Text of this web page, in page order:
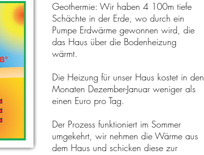
Geothermie: Wir haben 4 100m tiefe
Schächte in der Erde, wo durch ein
Pumpe Erdwärme gewonnen wird, die
das Haus über die Bodenheizung
wärmt.
Die Heizung für unser Haus kostet in den
Monaten Dezember-Januar weniger als
einen Euro pro Tag.
Der Prozess funktioniert im Sommer
umgekehrt, wir nehmen die Wärme aus
dem Haus und schicken diese zur